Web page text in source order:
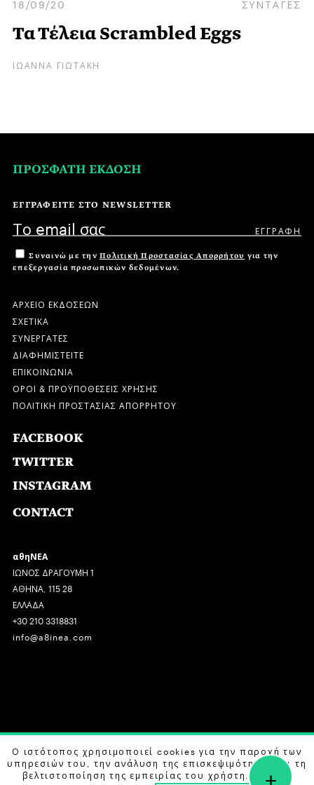
18/09/20 ΣΥΝΤΑΓΕΣ
Τα Τέλεια Scrambled Eggs
ΙΩΑΝΝΑ ΓΙΩΤΑΚΗ
ΠΡΟΣΦΑΤΗ ΕΚΔΟΣΗ
ΕΓΓΡΑΦΕΙΤΕ ΣΤΟ NEWSLETTER
Συναινώ με την Πολιτική Προστασίας Απορρήτου για την
επεξεργασία προσωπικών δεδομένων.
ΑΡΧΕΙΟ ΕΚΔΟΣΕΩΝ
ΣΧΕΤΙΚΑ
ΣΥΝΕΡΓΑΤΕΣ
ΔΙΑΦΗΜΙΣΤΕΙΤΕ
ΕΠΙΚΟΙΝΩΝΙΑ
ΟΡΟΙ & ΠΡΟΫΠΟΘΕΣΕΙΣ ΧΡΗΣΗΣ
ΠΟΛΙΤΙΚΗ ΠΡΟΣΤΑΣΙΑΣ ΑΠΟΡΡΗΤΟΥ
FACEBOOK
TWITTER
INSTAGRAM
CONTACT
αθηΝΕΑ
ΙΩΝΟΣ ΔΡΑΓΟΥΜΗ 1
ΑΘΗΝΑ, 115 28
ΕΛΛΑΔΑ
+30 210 3318831
info@a8inea.com
COPYRIGHT © 2026 αθηΝΕΑ, ALL RIGHTS RESERVED.
DESIGN BY G DESIGN STUDIO. DEVELOPED BYB LABS
Ο ιστότοπος χρησιμοποιεί cookies για την παροχή των
υπηρεσιών του, την ανάλυση της επισκεψιμότητας και τη
βελτιστοποίηση της εμπειρίας του χρήστη. Μάθετε
+